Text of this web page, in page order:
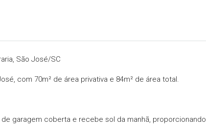
São José/SC
com 70m² de área privativa e 84m² de área total.
garagem coberta e recebe sol da manhã, proporcionando